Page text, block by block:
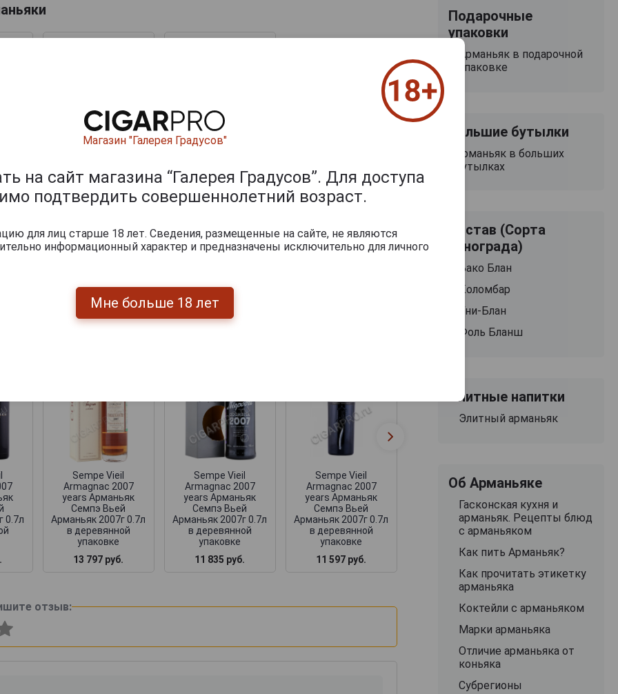
years Арманьяк
Семпэ Вьей
Арманьяк 2007г 0.7л
в деревянной
Sempe Vieil
years Арманьяк
Семпэ Вьей
Арманьяк 2007г 0.7л
в деревянной
по году производства
0.7л
Sempe Vieil
Armagnac 2007
years Арманьяк
Семпэ Вьей
Арманьяк 2007г 0.7л
в деревянной
упаковке
13 797 руб.
Sempe Vieil
Armagnac 2007
years Арманьяк
Семпэ Вьей
Арманьяк 2007г 0.7л
в деревянной
упаковке
11 835 руб.
Sempe Vieil
Armagnac 2007
years Арманьяк
Семпэ Вьей
Арманьяк 2007г 0.7л
в деревянной
упаковке
11 597 руб.
Sempe Vieil
Armagnac 2007
упаковке
12 757 руб.
Armagnac
15 007 руб.
отзыв:
Подарочные
упаковки
Арманьяк в подарочной
упаковке
Большие бутылки
Арманьяк в больших
бутылках
Состав (Сорта
винограда)
Бако Блан
Коломбар
Уни-Блан
Фоль Бланш
Элитные напитки
Элитный арманьяк
Об Арманьяке
Гасконская кухня и
арманьяк. Рецепты блюд
с арманьяком
Как пить Арманьяк?
Как прочитать этикетку
арманьяка
Коктейли с арманьяком
Марки арманьяка
Отличие арманьяка от
коньяка
Субрегионы
Магазин "Галерея Градусов"
на сайт магазина “Галерея Градусов”. Для доступа
подтвердить совершеннолетний возраст.
для лиц старше 18 лет. Сведения, размещенные на сайте, не являются
информационный характер и предназначены исключительно для личного
Мне больше 18 лет